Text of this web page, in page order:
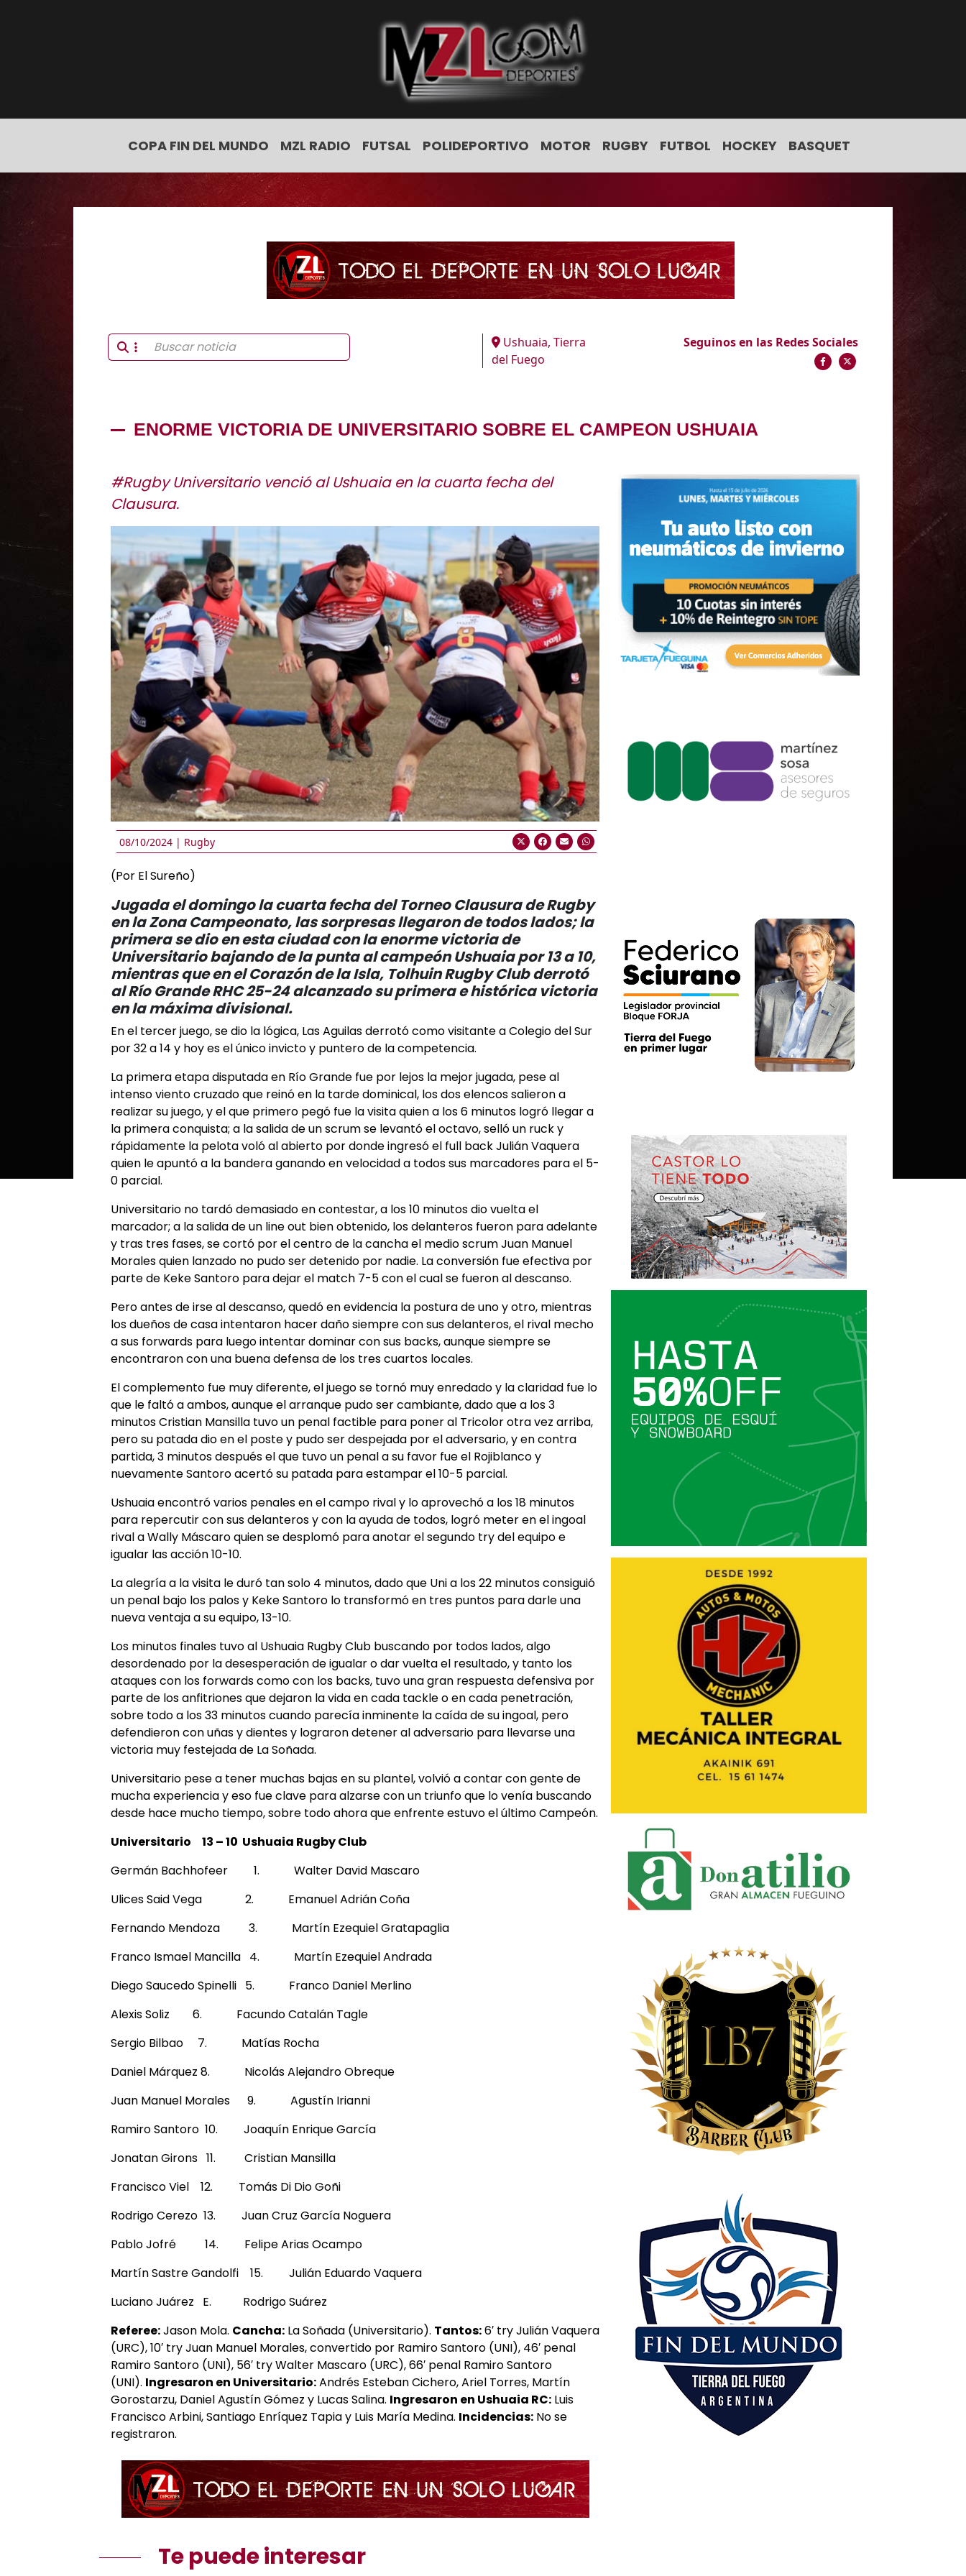
COPA FIN DEL MUNDO MZL RADIO FUTSAL POLIDEPORTIVO MOTOR RUGBY FUTBOL HOCKEY BASQUET
Ushuaia, Tierra
del Fuego
Seguinos en las Redes Sociales
ENORME VICTORIA DE UNIVERSITARIO SOBRE EL CAMPEON USHUAIA
#Rugby Universitario venció al Ushuaia en la cuarta fecha del
Clausura.
08/10/2024 | Rugby
(Por El Sureño)
Jugada el domingo la cuarta fecha del Torneo Clausura de Rugby
en la Zona Campeonato, las sorpresas llegaron de todos lados; la
primera se dio en esta ciudad con la enorme victoria de
Universitario bajando de la punta al campeón Ushuaia por 13 a 10,
mientras que en el Corazón de la Isla, Tolhuin Rugby Club derrotó
al Río Grande RHC 25-24 alcanzado su primera e histórica victoria
en la máxima divisional.
En el tercer juego, se dio la lógica, Las Aguilas derrotó como visitante a Colegio del Sur
por 32 a 14 y hoy es el único invicto y puntero de la competencia.
La primera etapa disputada en Río Grande fue por lejos la mejor jugada, pese al
intenso viento cruzado que reinó en la tarde dominical, los dos elencos salieron a
realizar su juego, y el que primero pegó fue la visita quien a los 6 minutos logró llegar a
la primera conquista; a la salida de un scrum se levantó el octavo, selló un ruck y
rápidamente la pelota voló al abierto por donde ingresó el full back Julián Vaquera
quien le apuntó a la bandera ganando en velocidad a todos sus marcadores para el 5-
0 parcial.
Universitario no tardó demasiado en contestar, a los 10 minutos dio vuelta el
marcador; a la salida de un line out bien obtenido, los delanteros fueron para adelante
y tras tres fases, se cortó por el centro de la cancha el medio scrum Juan Manuel
Morales quien lanzado no pudo ser detenido por nadie. La conversión fue efectiva por
parte de Keke Santoro para dejar el match 7-5 con el cual se fueron al descanso.
Pero antes de irse al descanso, quedó en evidencia la postura de uno y otro, mientras
los dueños de casa intentaron hacer daño siempre con sus delanteros, el rival mecho
a sus forwards para luego intentar dominar con sus backs, aunque siempre se
encontraron con una buena defensa de los tres cuartos locales.
El complemento fue muy diferente, el juego se tornó muy enredado y la claridad fue lo
que le faltó a ambos, aunque el arranque pudo ser cambiante, dado que a los 3
minutos Cristian Mansilla tuvo un penal factible para poner al Tricolor otra vez arriba,
pero su patada dio en el poste y pudo ser despejada por el adversario, y en contra
partida, 3 minutos después el que tuvo un penal a su favor fue el Rojiblanco y
nuevamente Santoro acertó su patada para estampar el 10-5 parcial.
Ushuaia encontró varios penales en el campo rival y lo aprovechó a los 18 minutos
para repercutir con sus delanteros y con la ayuda de todos, logró meter en el ingoal
rival a Wally Máscaro quien se desplomó para anotar el segundo try del equipo e
igualar las acción 10-10.
La alegría a la visita le duró tan solo 4 minutos, dado que Uni a los 22 minutos consiguió
un penal bajo los palos y Keke Santoro lo transformó en tres puntos para darle una
nueva ventaja a su equipo, 13-10.
Los minutos finales tuvo al Ushuaia Rugby Club buscando por todos lados, algo
desordenado por la desesperación de igualar o dar vuelta el resultado, y tanto los
ataques con los forwards como con los backs, tuvo una gran respuesta defensiva por
parte de los anfitriones que dejaron la vida en cada tackle o en cada penetración,
sobre todo a los 33 minutos cuando parecía inminente la caída de su ingoal, pero
defendieron con uñas y dientes y lograron detener al adversario para llevarse una
victoria muy festejada de La Soñada.
Universitario pese a tener muchas bajas en su plantel, volvió a contar con gente de
mucha experiencia y eso fue clave para alzarse con un triunfo que lo venía buscando
desde hace mucho tiempo, sobre todo ahora que enfrente estuvo el último Campeón.
Universitario 13 – 10 Ushuaia Rugby Club
Germán Bachhofeer 1. Walter David Mascaro
Ulices Said Vega 2. Emanuel Adrián Coña
Fernando Mendoza 3. Martín Ezequiel Gratapaglia
Franco Ismael Mancilla 4. Martín Ezequiel Andrada
Diego Saucedo Spinelli 5. Franco Daniel Merlino
Alexis Soliz 6. Facundo Catalán Tagle
Sergio Bilbao 7. Matías Rocha
Daniel Márquez 8. Nicolás Alejandro Obreque
Juan Manuel Morales 9. Agustín Irianni
Ramiro Santoro 10. Joaquín Enrique García
Jonatan Girons 11. Cristian Mansilla
Francisco Viel 12. Tomás Di Dio Goñi
Rodrigo Cerezo 13. Juan Cruz García Noguera
Pablo Jofré 14. Felipe Arias Ocampo
Martín Sastre Gandolfi 15. Julián Eduardo Vaquera
Luciano Juárez E. Rodrigo Suárez
Referee:Jason Mola. Cancha: La Soñada (Universitario). Tantos:6′ try Julián Vaquera
(URC), 10′ try Juan Manuel Morales, convertido por Ramiro Santoro (UNI), 46′ penal
Ramiro Santoro (UNI), 56′ try Walter Mascaro (URC), 66′ penal Ramiro Santoro
(UNI). Ingresaron en Universitario:Andrés Esteban Cichero, Ariel Torres, Martín
Gorostarzu, Daniel Agustín Gómez y Lucas Salina. Ingresaron en Ushuaia RC: Luis
Francisco Arbini, Santiago Enríquez Tapia y Luis María Medina. Incidencias: No se
registraron.
Te puede interesar